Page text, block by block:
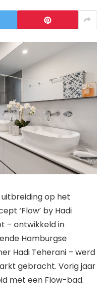
op het
‘Flow’ by Hadi
– ontwikkeld in
Hamburgse
Hadi Teherani – werd
gebracht. Vorig jaar
met een Flow-bad.